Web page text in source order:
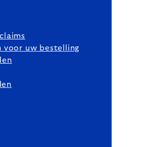
voor uw bestelling